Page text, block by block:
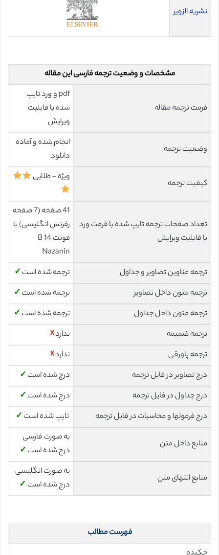
نشریه الزویر
مشخصات و وضعیت ترجمه فارسی این مقاله
فرمت ترجمه مقاله
pdf و ورد تایپ
شده با قابلیت
ویرایش
وضعیت ترجمه
انجام شده و آماده
دانلود
کیفیت ترجمه
ویژه – طلایی
تعداد صفحات ترجمه تایپ شده با فرمت ورد
با قابلیت ویرایش
41 صفحه (7 صفحه
رفرنس انگلیسی) با
فونت 14 B
Nazanin
ترجمه عناوین تصاویر و جداول
ترجمه شده است ✓
ترجمه متون داخل تصاویر
ترجمه شده است ✓
ترجمه متون داخل جداول
ترجمه شده است ✓
ترجمه ضمیمه
ندارد☓
ترجمه پاورقی
ندارد☓
درج تصاویر در فایل ترجمه
درج شده است ✓
درج جداول در فایل ترجمه
درج شده است ✓
درج فرمولها و محاسبات در فایل ترجمه
تایپ شده است ✓
منابع داخل متن
به صورت فارسی
درج شده است ✓
منابع انتهای متن
به صورت انگلیسی
درج شده است ✓
فهرست مطالب